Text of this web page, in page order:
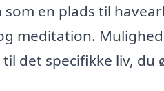
som en plads til
meditation.
det specifikke liv, du